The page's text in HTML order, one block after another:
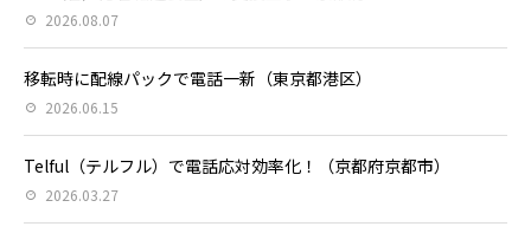
2026.08.07
移転時に配線パックで電話一新（東京都港区）
2026.06.15
Telful（テルフル）で電話応対効率化！（京都府京都市）
2026.03.27